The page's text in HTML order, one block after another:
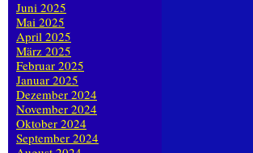
Juni 2025
Mai 2025
April 2025
März 2025
Februar 2025
Januar 2025
Dezember 2024
November 2024
Oktober 2024
September 2024